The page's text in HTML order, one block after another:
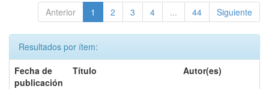
Anterior 1 2 3 4 ... 44 Siguiente
Resultados por ítem:
Fecha de
publicación
Título Autor(es)